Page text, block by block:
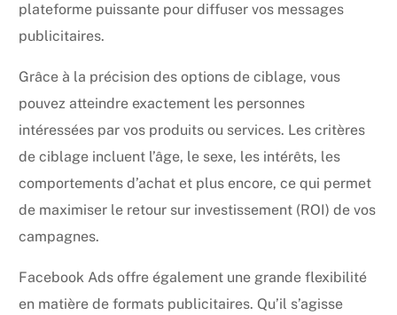
plateforme puissante pour diffuser vos messages
publicitaires.
Grâce à la précision des options de ciblage, vous
pouvez atteindre exactement les personnes
intéressées par vos produits ou services. Les critères
de ciblage incluent l’âge, le sexe, les intérêts, les
comportements d’achat et plus encore, ce qui permet
de maximiser le retour sur investissement (ROI) de vos
campagnes.
Facebook Ads offre également une grande flexibilité
en matière de formats publicitaires. Qu’il s’agisse